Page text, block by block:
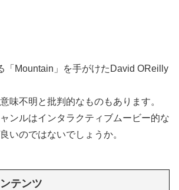
「Mountain」を手がけたDavid OReilly
味不明と批判的なものもあります。
ンルはインタラクティブムービー的な
いのではないでしょうか。
テンツ